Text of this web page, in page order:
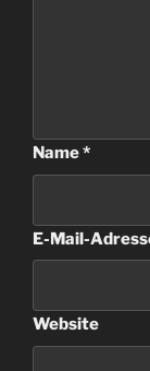
Name*
E-Mail-
Website